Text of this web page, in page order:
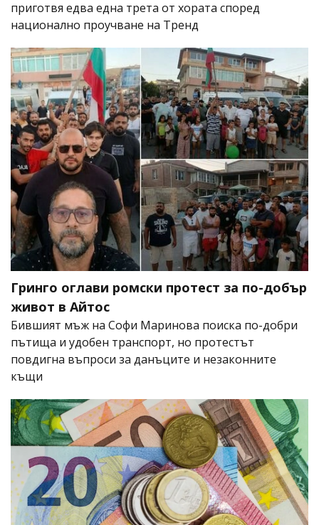
приготвя едва една трета от хората според
национално проучване на Тренд
Гринго оглави ромски протест за по-добър
живот в Айтос
Бившият мъж на Софи Маринова поиска по-добри
пътища и удобен транспорт, но протестът
повдигна въпроси за данъците и незаконните
къщи